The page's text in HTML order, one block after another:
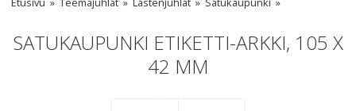
SATUKAUPUNKI ETIKETTI-ARKKI, 105 X
42 MM